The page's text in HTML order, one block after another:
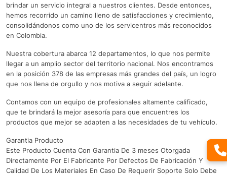
brindar un servicio integral a nuestros clientes. Desde entonces,
hemos recorrido un camino lleno de satisfacciones y crecimiento,
consolidándonos como uno de los servicentros más reconocidos
en Colombia.
Nuestra cobertura abarca 12 departamentos, lo que nos permite
llegar a un amplio sector del territorio nacional. Nos encontramos
en la posición 378 de las empresas más grandes del país, un logro
que nos llena de orgullo y nos motiva a seguir adelante.
Contamos con un equipo de profesionales altamente calificado,
que te brindará la mejor asesoría para que encuentres los
productos que mejor se adapten a las necesidades de tu vehículo.
Garantia Producto
Este Producto Cuenta Con Garantia De 3 meses Otorgada
Directamente Por El Fabricante Por Defectos De Fabricación Y
Calidad De Los Materiales En Caso De Requerir Soporte Solo Debe